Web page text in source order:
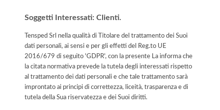
Soggetti Interessati: Clienti.
Tensped Srl nella qualità di Titolare del trattamento dei Suoi
dati personali, ai sensi e per gli effetti del Reg.to UE
2016/679 di seguito 'GDPR', con la presente La informa che
la citata normativa prevede la tutela degli interessati rispetto
al trattamento dei dati personali e che tale trattamento sarà
improntato ai principi di correttezza, liceità, trasparenza e di
tutela della Sua riservatezza e dei Suoi diritti.